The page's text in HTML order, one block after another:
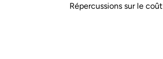
Répercussions sur le coût